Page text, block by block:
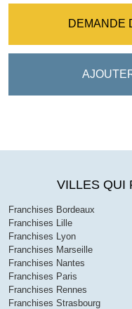
DEMANDE
VILLES QUI
Franchises Bordeaux
Franchises Lille
Franchises Lyon
Franchises Marseille
Franchises Nantes
Franchises Paris
Franchises Rennes
Franchises Strasbourg